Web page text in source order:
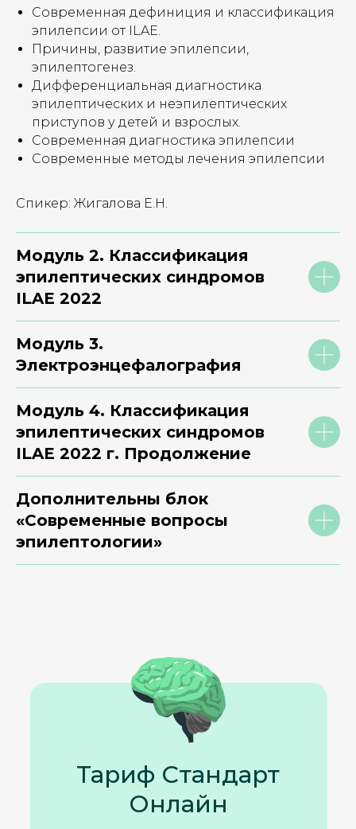
Современная дефиниция и классификация
эпилепсии от ILAE.
Причины, развитие эпилепсии,
эпилептогенез.
Дифференциальная диагностика
эпилептических и неэпилептических
приступов у детей и взрослых.
Современная диагностика эпилепсии
Современные методы лечения эпилепсии
Спикер: Жигалова Е.Н.
Модуль 2. Классификация
эпилептических синдромов
ILAE 2022
Модуль 3.
Электроэнцефалография
Модуль 4. Классификация
эпилептических синдромов
ILAE 2022 г. Продолжение
Дополнительны блок
«Современные вопросы
эпилептологии»
Тариф Стандарт
Онлайн